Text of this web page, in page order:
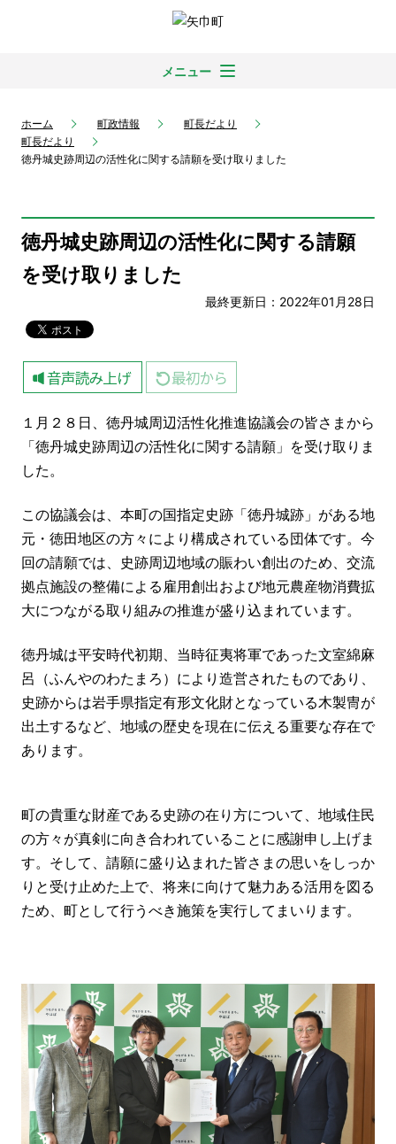
メニュー
ホーム 町政情報
町長だより
町長だより
徳丹城史跡周辺の活性化に関する請願を受け取りました
徳丹城史跡周辺の活性化に関する請願
を受け取りました
最終更新日：2022年01月28日
１月２８日、徳丹城周辺活性化推進協議会の皆さまから
「徳丹城史跡周辺の活性化に関する請願」を受け取りま
した。
この協議会は、本町の国指定史跡「徳丹城跡」がある地
元・徳田地区の方々により構成されている団体です。今
回の請願では、史跡周辺地域の賑わい創出のため、交流
拠点施設の整備による雇用創出および地元農産物消費拡
大につながる取り組みの推進が盛り込まれています。
徳丹城は平安時代初期、当時征夷将軍であった文室綿麻
呂（ふんやのわたまろ）により造営されたものであり、
史跡からは岩手県指定有形文化財となっている木製冑が
出土するなど、地域の歴史を現在に伝える重要な存在で
あります。
町の貴重な財産である史跡の在り方について、地域住民
の方々が真剣に向き合われていることに感謝申し上げま
す。そして、請願に盛り込まれた皆さまの思いをしっか
りと受け止めた上で、将来に向けて魅力ある活用を図る
ため、町として行うべき施策を実行してまいります。